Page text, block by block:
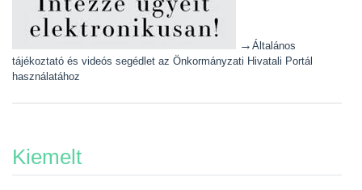
→ Általános
tájékoztató és videós segédlet az Önkormányzati Hivatali Portál
használatához
Kiemelt